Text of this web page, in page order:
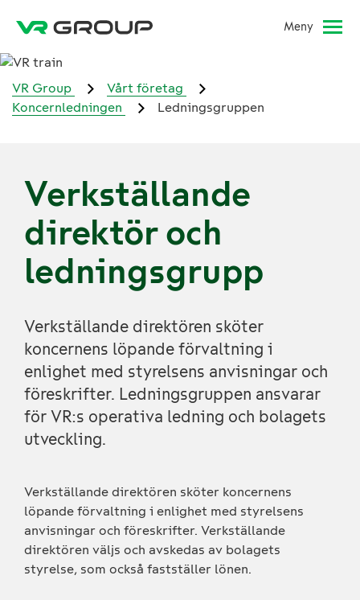
Meny
VR Group
Vårt företag
Koncernledningen
Ledningsgruppen
Verkställande
direktör och
ledningsgrupp
Verkställande direktören sköter
koncernens löpande förvaltning i
enlighet med styrelsens anvisningar och
föreskrifter. Ledningsgruppen ansvarar
för VR:s operativa ledning och bolagets
utveckling.
Verkställande direktören sköter koncernens
löpande förvaltning i enlighet med styrelsens
anvisningar och föreskrifter. Verkställande
direktören väljs och avskedas av bolagets
styrelse, som också fastställer lönen.